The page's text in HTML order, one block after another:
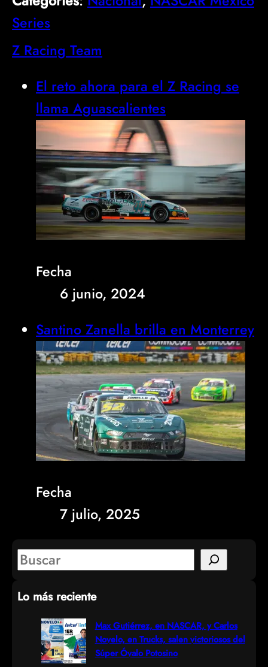
Series
Z Racing Team
El reto ahora para el Z Racing se
llama Aguascalientes
Fecha
6 junio, 2024
Santino Zanella brilla en Monterrey
Fecha
7 julio, 2025
S
a
Lo más reciente
Max Gutiérrez, en NASCAR, y Carlos
Novelo, en Trucks, salen victoriosos del
Súper Óvalo Potosino